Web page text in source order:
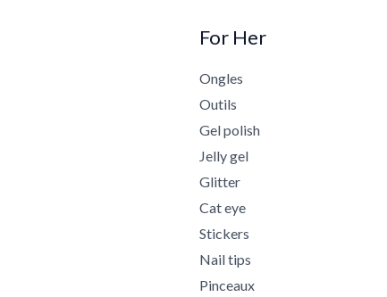
For Her
Ongles
Outils
Gel polish
Jelly gel
Glitter
Cat eye
Stickers
Nail tips
Pinceaux